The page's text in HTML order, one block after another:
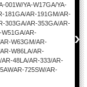
001W/YA-W17GA/YA-
181GA/AR-191GM/AR-
303GA/AR-353GA/AR-
AR-
W63GM/AR-
W86LA/AR-
48LA/AR-333/AR-
725SW/AR-